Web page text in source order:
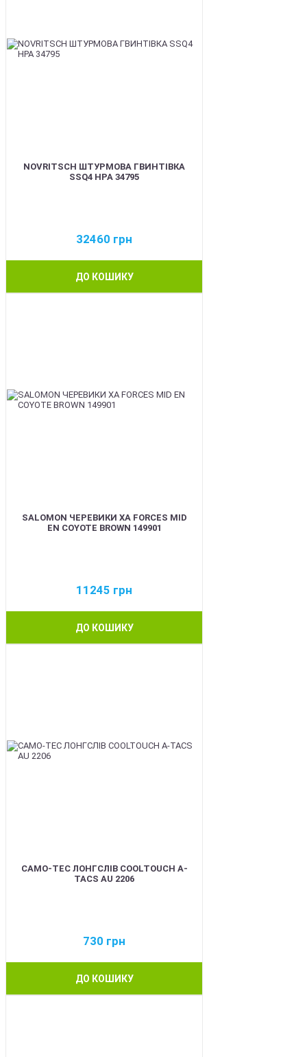
NOVRITSCH ШТУРМОВА ГВИНТІВКА
SSQ4 HPA 34795
32460 грн
ДО КОШИКУ
SALOMON ЧЕРЕВИКИ XA FORCES MID
EN COYOTE BROWN 149901
11245 грн
ДО КОШИКУ
CAMO-TEC ЛОНГСЛІВ COOLTOUCH A-
TACS AU 2206
730 грн
ДО КОШИКУ